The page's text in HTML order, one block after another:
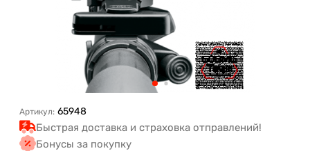
Артикул: 65948
Быстрая доставка и страховка отправлений!
Бонусы за покупку